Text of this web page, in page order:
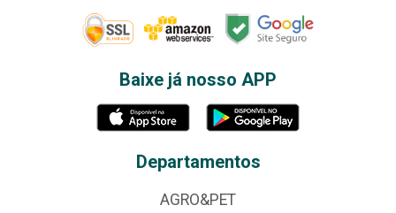
Baixe já nosso APP
Departamentos
AGRO&PET